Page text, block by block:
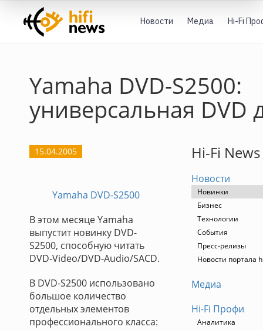
Новости Медиа Hi-Fi
Yamaha DVD-S2500:
универсальная DVD
15.04.2005
Yamaha DVD-S2500
В этом месяце Yamaha
выпустит новинку DVD-
S2500, способную читать
DVD-Video/DVD-Audio/SACD.
В DVD-S2500 использовано
большое количество
отдельных элементов
профессионального класса:
Hi-Fi News
Новости
Новинки
Бизнес
Технологии
События
Пресс-релизы
Новости портала
Медиа
Hi-Fi Профи
Аналитика